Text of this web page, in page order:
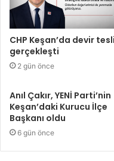
CHP Keşan’da devir
gerçekleşti
2 gün önce
Anıl Çakır, YENİ Parti’nin
Keşan’daki Kurucu İlçe
Başkanı oldu
6 gün önce